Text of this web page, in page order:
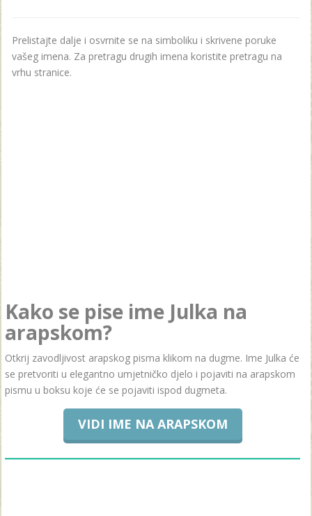
Prelistajte dalje i osvrnite se na simboliku i skrivene poruke
vašeg imena. Za pretragu drugih imena koristite pretragu na
vrhu stranice.
Kako se pise ime Julka na
arapskom?
Otkrij zavodljivost arapskog pisma klikom na dugme. Ime Julka će
se pretvoriti u elegantno umjetničko djelo i pojaviti na arapskom
pismu u boksu koje će se pojaviti ispod dugmeta.
VIDI IME NA ARAPSKOM